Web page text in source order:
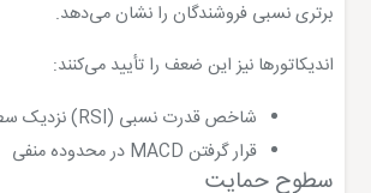
برتری نسبی فروشندگان را نشان می‌دهد.
اندیکاتورها نیز این ضعف را تأیید می‌کنند:
شاخص قدرت نسبی (RSI) نزدیک سطح ۳۸
قرار گرفتن MACD در محدوده منفی
سطوح حمایت